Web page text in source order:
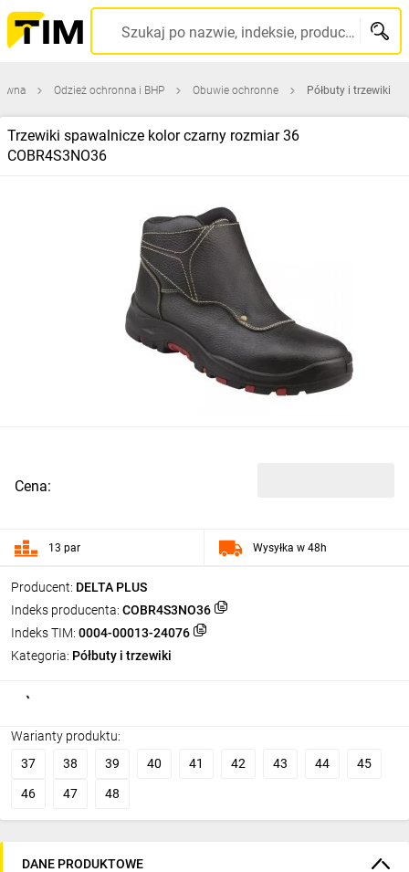
Szukaj po nazwie, indeksie, producencie, kodzie kreskowym...
Odzież ochronna i BHP Obuwie ochronne Półbuty i trzewiki
Trzewiki spawalnicze kolor czarny rozmiar 36
COBR4S3NO36
Producent: DELTA PLUS
Indeks producenta: COBR4S3NO36
Indeks TIM: 0004-00013-24076
Kategoria: Półbuty i trzewiki
Warianty produktu:
37
38 39 40 41 42 43 44 45
46 47 48
Cena:
13 par Wysyłka w 48h
DANE PRODUKTOWE